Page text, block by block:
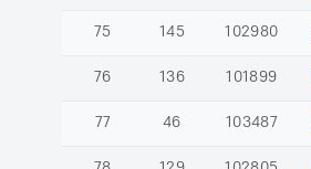
75 145 102980
76 136 101899
77 46 103487